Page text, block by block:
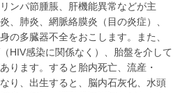
ンパ節腫脹、肝機能異常などが主
、肺炎、網脈絡膜炎（目の炎症）、
の多臓器不全をおこします。また、
HIV感染に関係なく）、胎盤を介して
ります。すると胎内死亡、流産・
り、出生すると、脳内石灰化、水頭